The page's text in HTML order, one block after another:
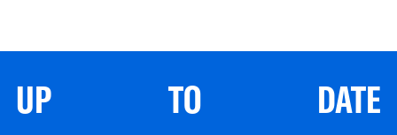
UP TO DATE